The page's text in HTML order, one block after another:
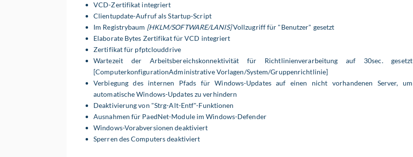
VCD-Zertifikat integriert
Clientupdate-Aufruf als Startup-Script
Im Registrybaum [HKLM/SOFTWARE/LANIS]Vollzugriff für "Benutzer" gesetzt
Elaborate Bytes Zertifikat für VCD integriert
Zertifikat für pfptclouddrive
Wartezeit der Arbeitsbereichskonnektivität für Richtlinienverarbeitung auf 30sec. gesetzt
[ComputerkonfigurationAdministrative Vorlagen/System/Gruppenrichtlinie]
Verbiegung des internen Pfads für Windows-Updates auf einen nicht vorhandenen Server, um
automatische Windows-Updates zu verhindern
Deaktivierung von "Strg-Alt-Entf"-Funktionen
Ausnahmen für PaedNet-Module im Windows-Defender
Windows-Vorabversionen deaktiviert
Sperren des Computers deaktiviert